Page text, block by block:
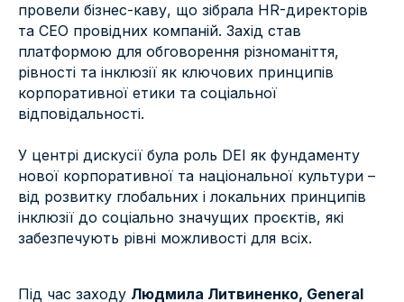
провели бізнес-каву, що зібрала HR-директорів
та CEO провідних компаній. Захід став
платформою для обговорення різноманіття,
рівності та інклюзії як ключових принципів
корпоративної етики та соціальної
відповідальності.
У центрі дискусії була роль DEI як фундаменту
нової корпоративної та національної культури –
від розвитку глобальних і локальних принципів
інклюзії до соціально значущих проєктів, які
забезпечують рівні можливості для всіх.
Під час заходу Людмила Литвиненко, General